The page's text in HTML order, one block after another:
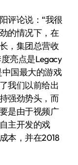
评论说：“我很
的情况下，在
，集团总营收
亮点是Legacy
国最大的游戏
我们以前给出
强劲势头，而
是由于视频广
主开发的戏
本，并在2018